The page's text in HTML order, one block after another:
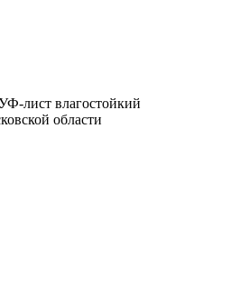
лист влагостойкий
области